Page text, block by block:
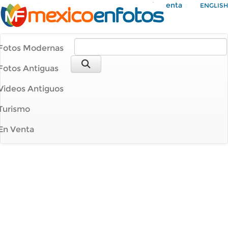
Mi Cuenta ENGLISH
Modernas
Antiguas
Antiguos
Venta